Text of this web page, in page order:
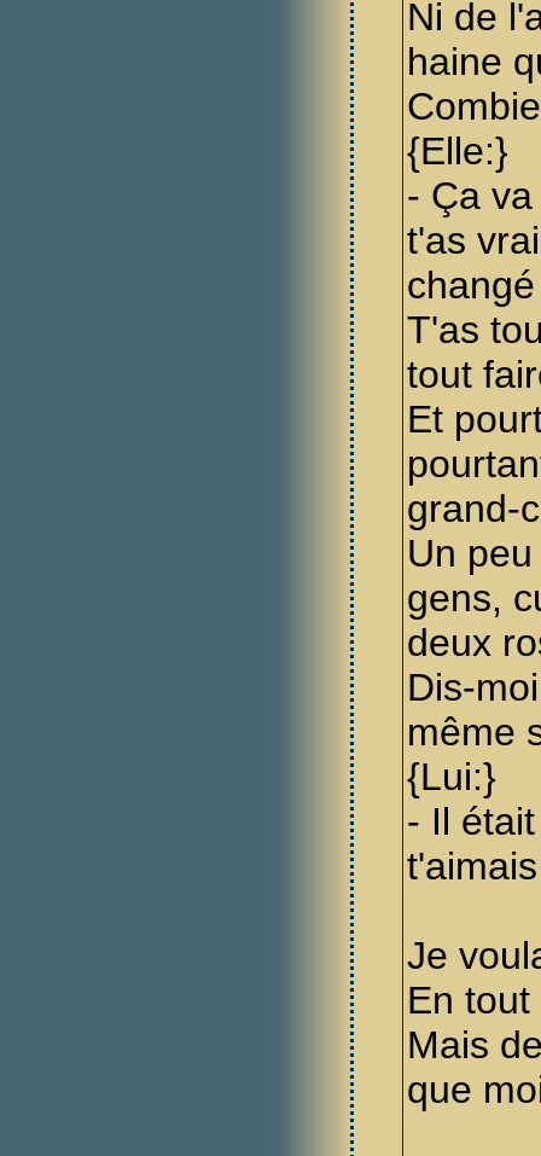
Ni de
haine
{Elle:}
- Ça
t'as
changé
T'as
tout
Et
grand-
Un
gens,
deux
Dis-
même
{Lui:}
- Il
Je
En
Mais
que